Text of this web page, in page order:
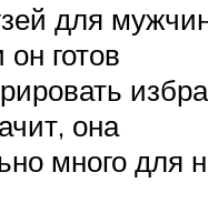
для
готов
она
много для